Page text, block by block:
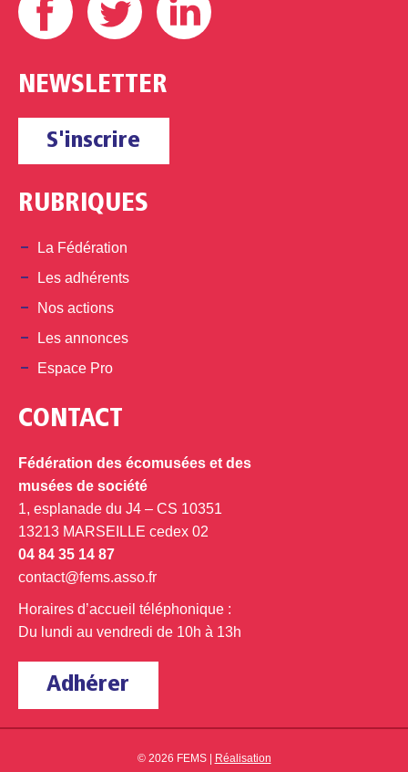
NEWSLETTER
S'inscrire
RUBRIQUES
La Fédération
Les adhérents
Nos actions
Les annonces
Espace Pro
CONTACT
Fédération des écomusées et des
musées de société
1, esplanade du J4 – CS 10351
13213 MARSEILLE cedex 02
04 84 35 14 87
contact@fems.asso.fr
Horaires d’accueil téléphonique :
Du lundi au vendredi de 10h à 13h
Adhérer
© 2026 FEMS | Réalisation